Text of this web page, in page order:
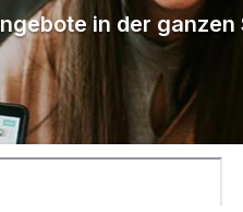
in der ganzen